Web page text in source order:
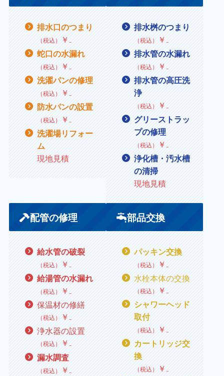
排水口のつまり
（税込） ￥₋
蛇口の水漏れ
（税込） ￥₋
洗濯パンの修理
（税込） ￥₋
防水パンの設置
（税込） ￥₋
洗濯場リフォー
ム
現地見積
排水桝のつまり
（税込） ￥₋
排水管の水漏れ
（税込） ￥₋
排水管の高圧洗
浄
（税込） ￥₋
グリーストラッ
プの修理
（税込） ￥₋
浄化槽・汚水槽
の清掃
現地見積
配管の修理
給水管の破裂
（税込） ￥₋
給湯管の水漏れ
（税込） ￥₋
保温材の修繕
（税込） ￥₋
浄水器の設置
（税込） ￥₋
漏水調査
（税込） ￥
部品交換
パッキン交換
（税込） ￥₋
水栓本体の交換
（税込） ￥₋
シャワーヘッド
取付
（税込） ￥₋
カートリッジ交
換
（税込） ￥₋